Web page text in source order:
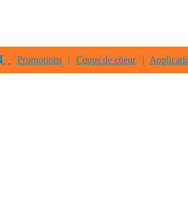
Promotions | Coups de coeur |